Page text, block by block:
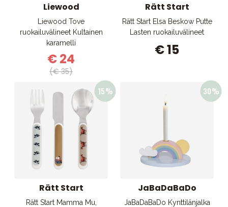
Liewood
Liewood Tove
ruokailuvälineet Kultainen
karamelli
€ 24
(€ 35)
Rätt Start
Rätt Start Elsa Beskow Putte
Lasten ruokailuvälineet
€ 15
Rätt Start
Rätt Start Mamma Mu,
JaBaDaBaDo
JaBaDaBaDo Kynttilänjalka